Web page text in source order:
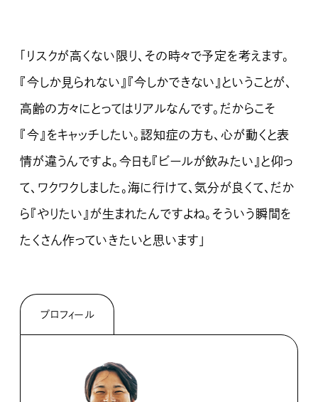
「リスクが高くない限り、その時々で予定を考えます。
『今しか見られない』『今しかできない』ということが、
高齢の方々にとってはリアルなんです。だからこそ
『今』をキャッチしたい。認知症の方も、心が動くと表
情が違うんですよ。今日も『ビールが飲みたい』と仰っ
て、ワクワクしました。海に行けて、気分が良くて、だか
ら『やりたい』が生まれたんですよね。そういう瞬間を
たくさん作っていきたいと思います」
プロフィール